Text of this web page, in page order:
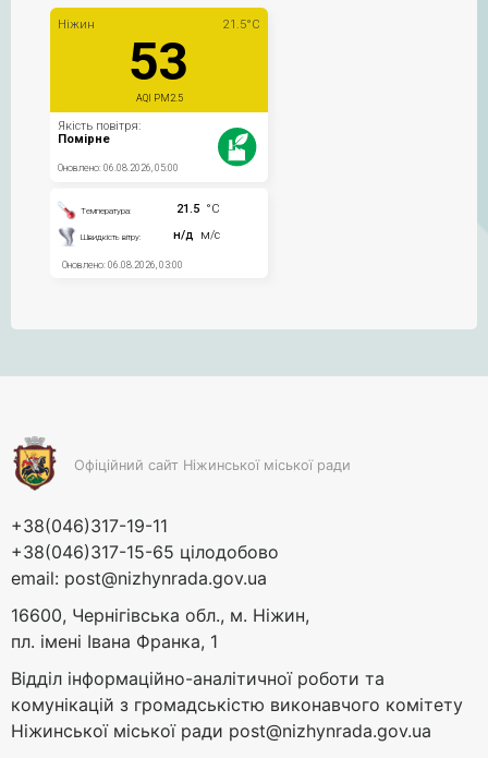
Офіційний сайт Ніжинської міської ради
+38(046)317-19-11
+38(046)317-15-65 цілодобово
email: post@nizhynrada.gov.ua
16600, Чернігівська обл., м. Ніжин,
пл. імені Івана Франка, 1
Відділ інформаційно-аналітичної роботи та
комунікацій з громадськістю виконавчого комітету
Ніжинської міської ради post@nizhynrada.gov.ua